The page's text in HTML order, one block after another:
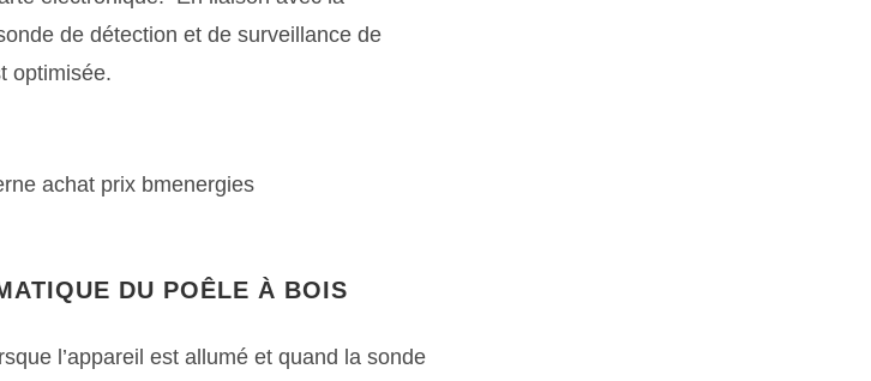
de détection et de surveillance de
optimisée.
DU POÊLE À BOIS
l’appareil est allumé et quand la sonde